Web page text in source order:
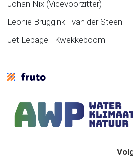
Johan Nix (Vicevoorzitter)
Leonie Bruggink - van der Steen
Jet Lepage - Kwekkeboom